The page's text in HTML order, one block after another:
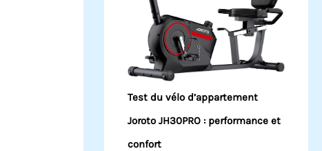
Test du vélo d’appartement
Joroto JH30PRO : performance et
confort